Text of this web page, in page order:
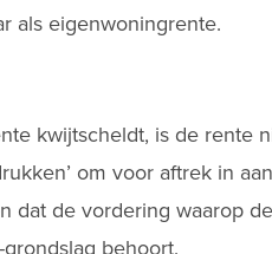
als eigenwoningrente.
kwijtscheldt, is de rente
om voor aftrek in
dat de vordering waarop
behoort.